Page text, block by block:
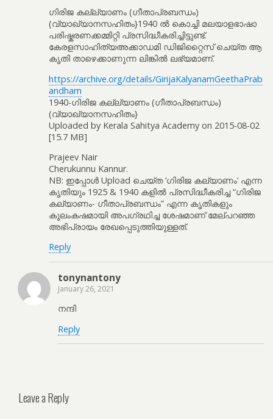
ഗിരിജ കല്ല്യാണം (ഗീതാപ്രബന്ധം)
(വ്യാഖ്യാനസഹിതം}1940 ൽ കൊച്ചി മലയാളഭാഷാ
പരിഷ്കരണക്കമ്മിറ്റി പ്രസിദ്ധീകരിച്ചിട്ടുണ്ട്.
കേരളസാഹിത്യഅക്കാഡമി ഡിജിറ്റൈസ് ചെയ്ത ആ
കൃതി താഴെക്കാണുന്ന ലിങ്കിൽ ലഭ്യമാണ്.
https://archive.org/details/GirijaKalyanamGeethaPrab
andham
1940-ഗിരിജ കല്ല്യാണം (ഗീതാപ്രബന്ധം)
(വ്യാഖ്യാനസഹിതം}
Uploaded by Kerala Sahitya Academy on 2015-08-02
[15.7 MB]
Prajeev Nair
Cherukunnu Kannur.
NB: ഇപ്പോൾ Upload ചെയ്ത ‘ഗിരിജ കല്യാണം’ എന്ന
കൃതിയും 1925 & 1940 കളിൽ പ്രസിദ്ധീകരിച്ച “ഗിരിജ
കല്യാണം- ഗീതാപ്രബന്ധം” എന്ന കൃതികളും
കൂലംകഷമായി അപഗ്രഥിച്ച ശേഷമാണ് മേല്പറഞ്ഞ
അഭിപ്രായം രേഖപ്പെടുത്തിയുള്ളത്.
Reply
tonynantony
January 26, 2021
നന്ദി
Reply
Leave a Reply